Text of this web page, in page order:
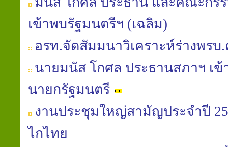
เข้าพบรัฐมนตรีฯ (เฉลิม)
อรท.จัดสัมมนาวิเคราะห์ร่างพรบ
นายมนัส โกศล ประธานสภาฯ เ
นายกรัฐมนตรี
งานประชุมใหญ่สามัญประจำปี
ไกไทย